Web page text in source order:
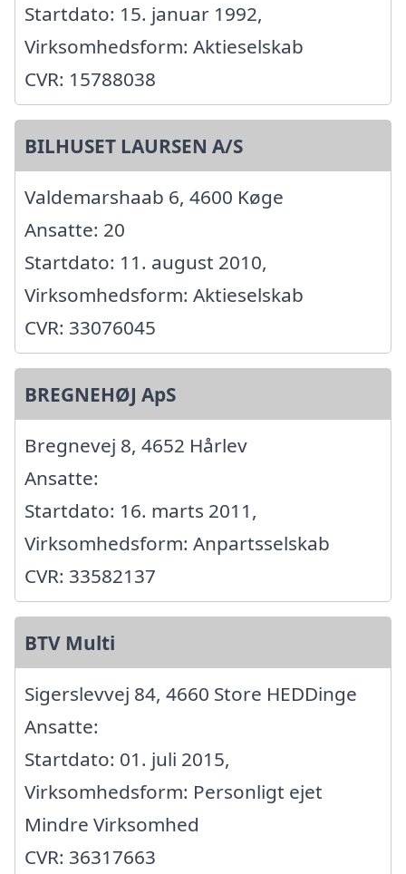
Startdato: 15. januar 1992,
Virksomhedsform: Aktieselskab
CVR: 15788038
BILHUSET LAURSEN A/S
Valdemarshaab 6, 4600 Køge
Ansatte: 20
Startdato: 11. august 2010,
Virksomhedsform: Aktieselskab
CVR: 33076045
BREGNEHØJ ApS
Bregnevej 8, 4652 Hårlev
Ansatte:
Startdato: 16. marts 2011,
Virksomhedsform: Anpartsselskab
CVR: 33582137
BTV Multi
Sigerslevvej 84, 4660 Store HEDDinge
Ansatte:
Startdato: 01. juli 2015,
Virksomhedsform: Personligt ejet
Mindre Virksomhed
CVR: 36317663